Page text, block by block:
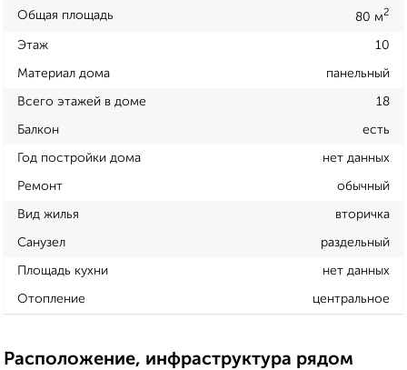
Общая площадь 80 м2
Этаж 10
Материал дома панельный
Всего этажей в доме 18
Балкон есть
Год постройки дома нет данных
Ремонт обычный
Вид жилья вторичка
Санузел раздельный
Площадь кухни нет данных
Отопление центральное
Расположение, инфраструктура рядом